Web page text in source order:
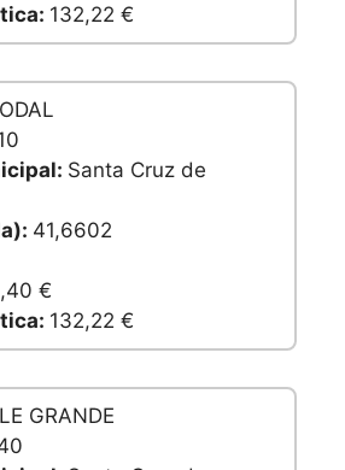
132,22 €
Santa Cruz de
41,6602
€
132,22 €
GRANDE